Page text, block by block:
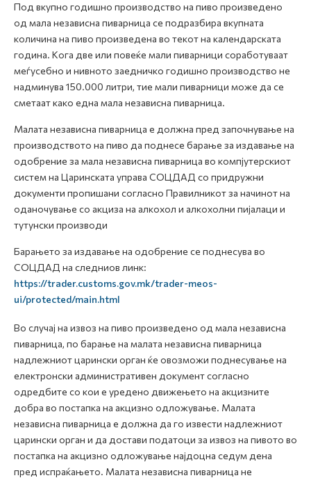
Под вкупно годишно производство на пиво произведено
од мала независна пиварница се подразбира вкупната
количина на пиво произведена во текот на календарската
година. Кога две или повеќе мали пиварници соработуваат
меѓусебно и нивното заедничко годишно производство не
надминува 150.000 литри, тие мали пиварници може да се
сметаат како една мала независна пиварница.
Малата независна пиварница е должна пред започнување на
производството на пиво да поднесе барање за издавање на
одобрение за мала независна пиварница во компјутерскиот
систем на Царинската управа СОЦДАД со придружни
документи пропишани согласно Правилникот за начинот на
оданочување со акциза на алкохол и алкохолни пијалаци и
тутунски производи
Барањето за издавање на одобрение се поднесува во
СОЦДАД на следниов линк:
https://trader.customs.gov.mk/trader-meos-
ui/protected/main.html
Во случај на извоз на пиво произведено од мала независна
пиварница, по барање на малата независна пиварница
надлежниот царински орган ќе овозможи поднесување на
електронски административен документ согласно
одредбите со кои е уредено движењето на акцизните
добра во постапка на акцизно одложување. Малата
независна пиварница е должна да го извести надлежниот
царински орган и да достави податоци за извоз на пивото во
постапка на акцизно одложување најдоцна седум дена
пред испраќањето. Малата независна пиварница не